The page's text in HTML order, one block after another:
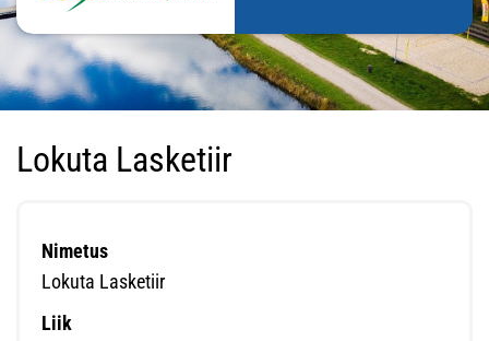
Lokuta Lasketiir
Nimetus
Lokuta Lasketiir
Liik